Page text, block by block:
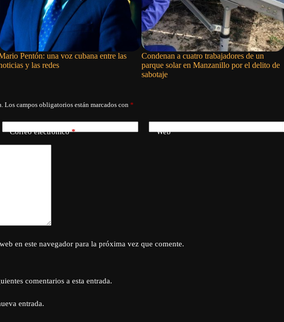
Pentón: una voz cubana entre las
y las redes
Condenan a cuatro trabajadores de un
parque solar en Manzanillo por el delito de
sabotaje
Los campos obligatorios están marcados con *
Correo electrónico* Web
en este navegador para la próxima vez que comente.
comentarios a esta entrada.
entrada.